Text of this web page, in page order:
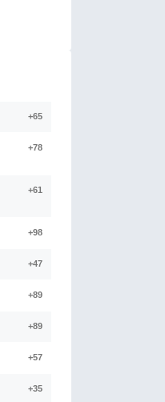
+65
+78
+61
+98
+47
+89
+89
+57
+35